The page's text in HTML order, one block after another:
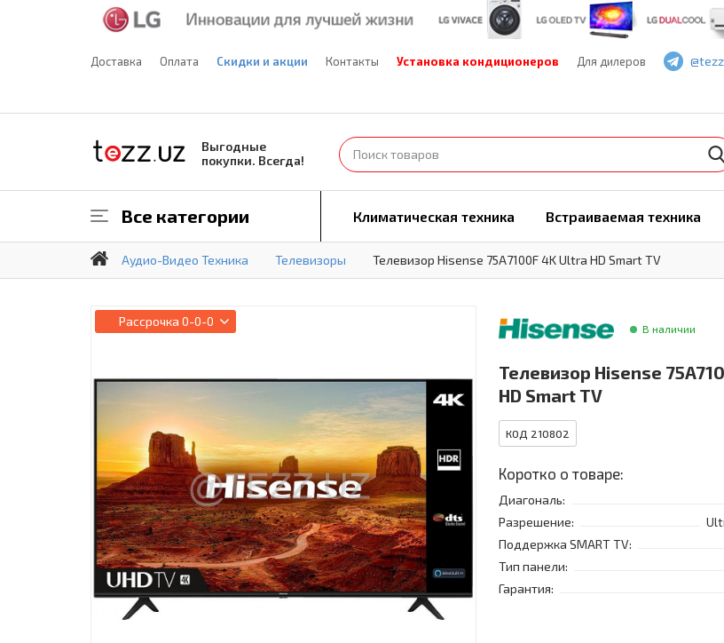
Доставка Оплата Скидки и акции Контакты Установка кондиционеров Для дилеров
Выгодные
покупки. Всегда!
Все категории Климатическая техника Встраиваемая техника
Аудио-Видео Техника Телевизоры Телевизор Hisense 75A7100F 4K Ultra HD Smart TV
Рассрочка 0-0-0
В наличии
Телевизор Hisense
HD Smart TV
КОД 210802
Коротко о товаре:
Диагональ:
Разрешение:
Поддержка SMART TV:
Тип панели:
Гарантия: